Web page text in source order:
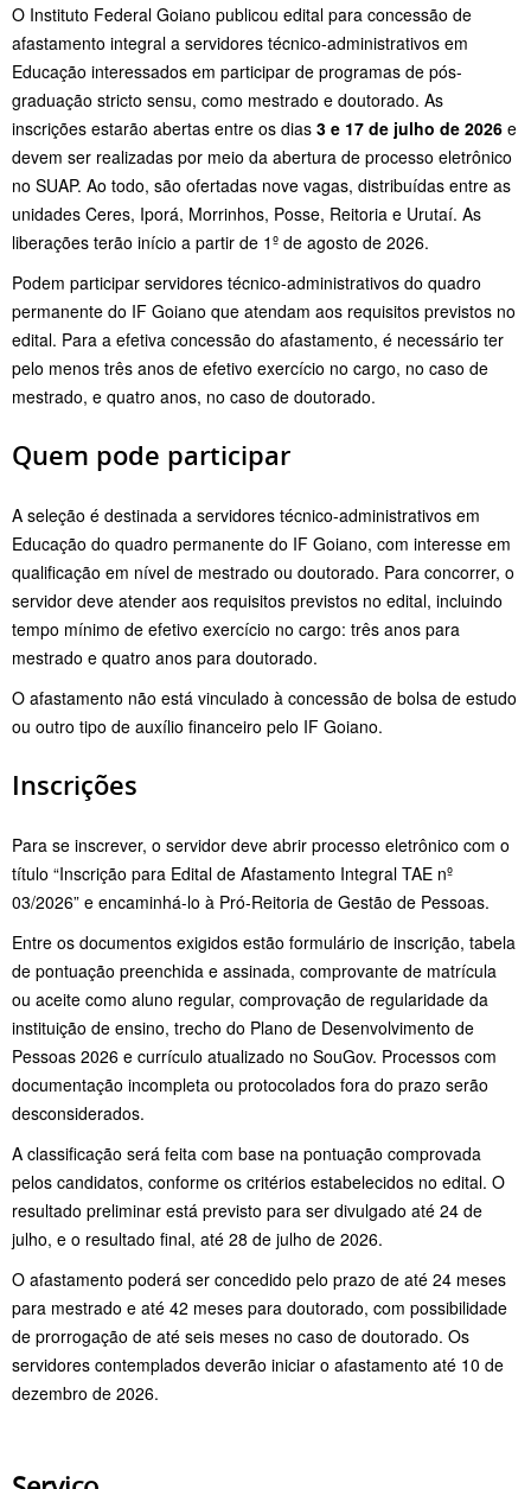
O Instituto Federal Goiano publicou edital para concessão de
afastamento integral a servidores técnico-administrativos em
Educação interessados em participar de programas de pós-
graduação stricto sensu, como mestrado e doutorado. As
inscrições estarão abertas entre os dias 3 e 17 de julho de 2026 e
devem ser realizadas por meio da abertura de processo eletrônico
no SUAP. Ao todo, são ofertadas nove vagas, distribuídas entre as
unidades Ceres, Iporá, Morrinhos, Posse, Reitoria e Urutaí. As
liberações terão início a partir de 1º de agosto de 2026.
Podem participar servidores técnico-administrativos do quadro
permanente do IF Goiano que atendam aos requisitos previstos no
edital. Para a efetiva concessão do afastamento, é necessário ter
pelo menos três anos de efetivo exercício no cargo, no caso de
mestrado, e quatro anos, no caso de doutorado.
Quem pode participar
A seleção é destinada a servidores técnico-administrativos em
Educação do quadro permanente do IF Goiano, com interesse em
qualificação em nível de mestrado ou doutorado. Para concorrer, o
servidor deve atender aos requisitos previstos no edital, incluindo
tempo mínimo de efetivo exercício no cargo: três anos para
mestrado e quatro anos para doutorado.
O afastamento não está vinculado à concessão de bolsa de estudo
ou outro tipo de auxílio financeiro pelo IF Goiano.
Inscrições
Para se inscrever, o servidor deve abrir processo eletrônico com o
título “Inscrição para Edital de Afastamento Integral TAE nº
03/2026” e encaminhá-lo à Pró-Reitoria de Gestão de Pessoas.
Entre os documentos exigidos estão formulário de inscrição, tabela
de pontuação preenchida e assinada, comprovante de matrícula
ou aceite como aluno regular, comprovação de regularidade da
instituição de ensino, trecho do Plano de Desenvolvimento de
Pessoas 2026 e currículo atualizado no SouGov. Processos com
documentação incompleta ou protocolados fora do prazo serão
desconsiderados.
A classificação será feita com base na pontuação comprovada
pelos candidatos, conforme os critérios estabelecidos no edital. O
resultado preliminar está previsto para ser divulgado até 24 de
julho, e o resultado final, até 28 de julho de 2026.
O afastamento poderá ser concedido pelo prazo de até 24 meses
para mestrado e até 42 meses para doutorado, com possibilidade
de prorrogação de até seis meses no caso de doutorado. Os
servidores contemplados deverão iniciar o afastamento até 10 de
dezembro de 2026.